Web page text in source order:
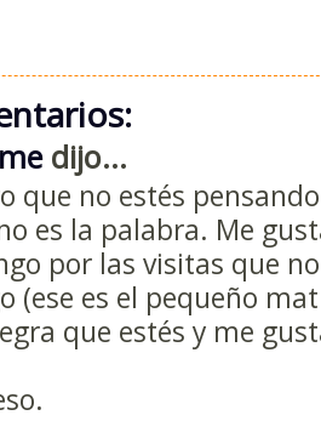
dijo...
que no estés
es la palabra. Me
por las visitas que
(ese es el pequeño
que estés y me